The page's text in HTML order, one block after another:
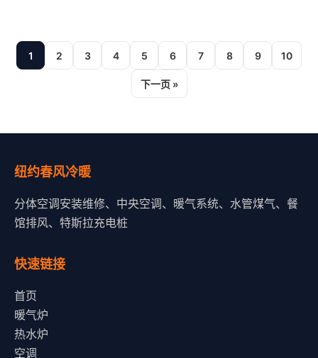
1 2 3 4 5 6 7 8 9 10
下一页 »
纽约春风冷暖
分体空调安装维修、中央空调、暖气系统、水管煤气、餐
馆排风、特斯拉充电桩
快速链接
首页
暖气炉
热水炉
空调